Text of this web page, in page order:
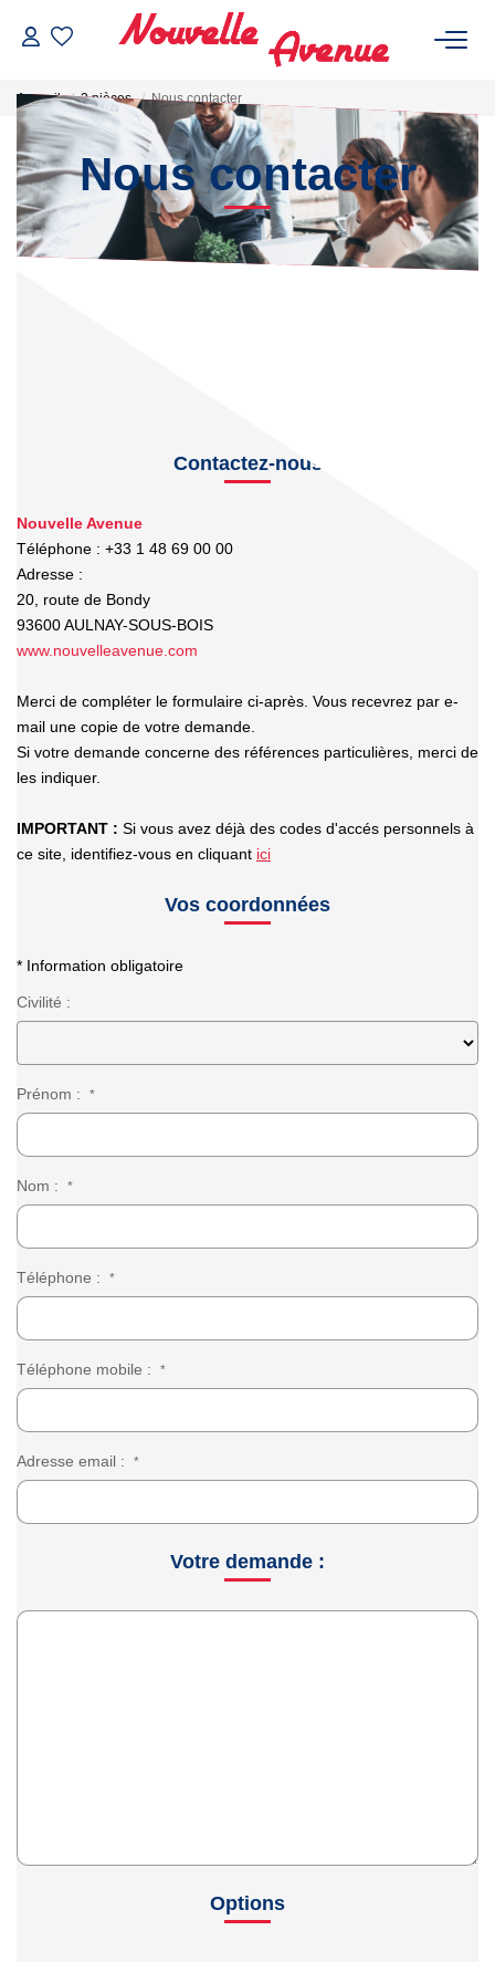
ACHETER
Qui Sommes-Nous ?
CONTACT
Accueil 2 pièces Nous contacter
Nous contacter
Contactez-nous
Nouvelle Avenue
Téléphone : +33 1 48 69 00 00
Adresse :
20, route de Bondy
93600AULNAY-SOUS-BOIS
www.nouvelleavenue.com
Merci de compléter le formulaire ci-après. Vous recevrez par e-
mail une copie de votre demande.
Si votre demande concerne des références particulières, merci de
les indiquer.
IMPORTANT : Si vous avez déjà des codes d'accés personnels à
ce site, identifiez-vous en cliquant ici
Vos coordonnées
* Information obligatoire
Civilité :
Prénom : *
Nom : *
Téléphone : *
Téléphone mobile : *
Adresse email : *
Votre demande :
Options